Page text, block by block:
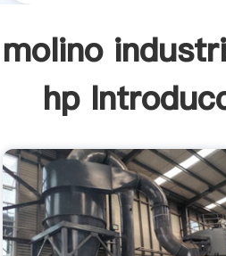
molino
hp